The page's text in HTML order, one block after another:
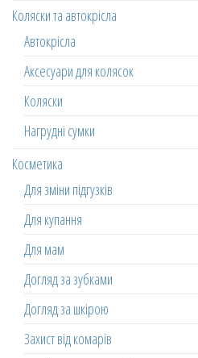
Коляски та автокрісла
Автокрісла
Аксесуари для колясок
Коляски
Нагрудні сумки
Косметика
Для зміни підгузків
Для купання
Для мам
Догляд за зубками
Догляд за шкірою
Захист від комарів